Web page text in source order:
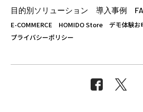
目的別ソリューション
導入事例
E-COMMERCE
HOMIDO Store
デモ体験お
プライバシーポリシー